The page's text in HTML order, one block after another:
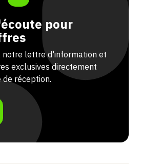
pour
notre lettre d'information et
exclusives directement
réception.